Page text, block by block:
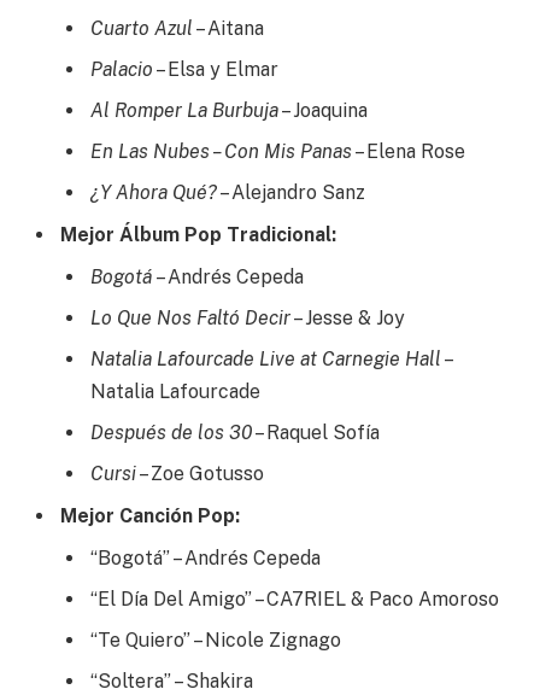
Cuarto Azul – Aitana
Palacio – Elsa y Elmar
Al Romper La Burbuja– Joaquina
En Las Nubes – Con Mis Panas – Elena Rose
¿Y Ahora Qué?– Alejandro Sanz
Mejor Álbum Pop Tradicional:
Bogotá – Andrés Cepeda
Lo Que Nos Faltó Decir– Jesse & Joy
Natalia Lafourcade Live at Carnegie Hall –
Natalia Lafourcade
Después de los 30– Raquel Sofía
Cursi– Zoe Gotusso
Mejor Canción Pop:
“Bogotá” – Andrés Cepeda
“El Día Del Amigo” – CA7RIEL & Paco Amoroso
“Te Quiero” – Nicole Zignago
“Soltera” – Shakira